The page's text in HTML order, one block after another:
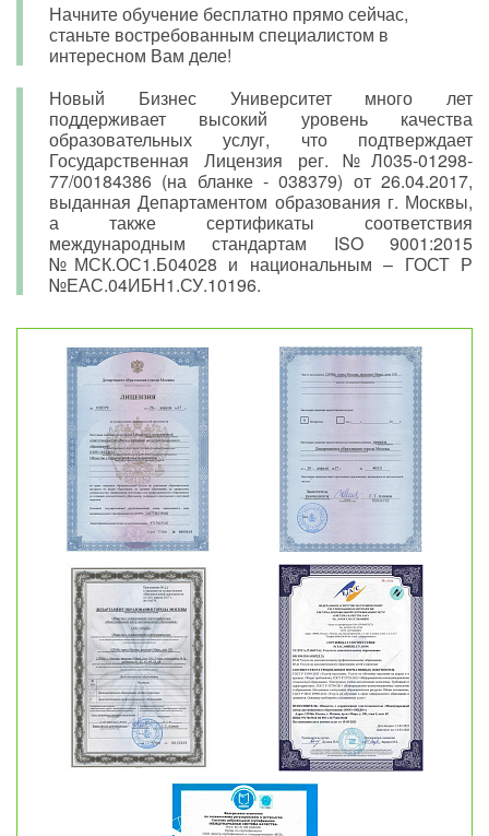
Начните обучение бесплатно прямо сейчас,
станьте востребованным специалистом в
интересном Вам деле!
Новый Бизнес Университет много лет
поддерживает высокий уровень качества
образовательных услуг, что подтверждает
Государственная Лицензия рег. №Л035-01298-
77/00184386 (на бланке - 038379) от 26.04.2017,
выданная Департаментом образования г. Москвы,
а также сертификаты соответствия
международным стандартам ISO 9001:2015
№МСК.ОС1.Б04028 и национальным – ГОСТ Р
№ЕАС.04ИБН1.СУ.10196.